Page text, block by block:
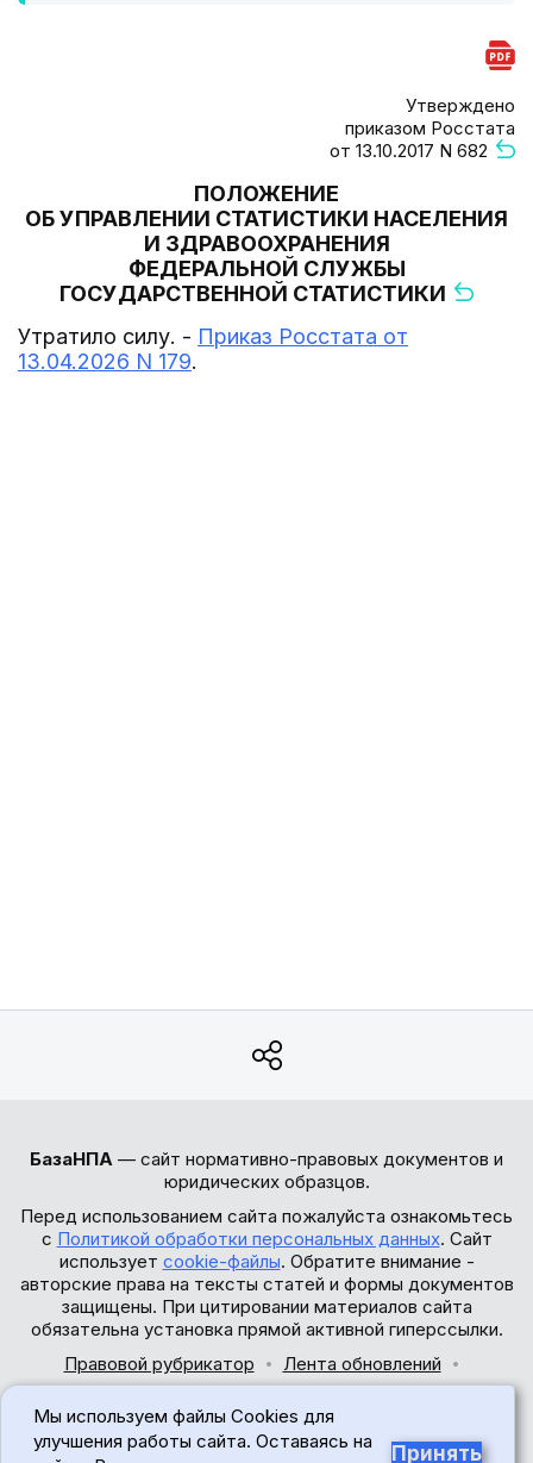
Утверждено
приказом Росстата
от 13.10.2017 N 682
ПОЛОЖЕНИЕ
ОБ УПРАВЛЕНИИ СТАТИСТИКИ НАСЕЛЕНИЯ
И ЗДРАВООХРАНЕНИЯ
ФЕДЕРАЛЬНОЙ СЛУЖБЫ
ГОСУДАРСТВЕННОЙ СТАТИСТИКИ
Утратило силу. - Приказ Росстата от
13.04.2026 N 179.
БазаНПА — сайт нормативно-правовых документов и
юридических образцов.
Перед использованием сайта пожалуйста ознакомьтесь
с Политикой обработки персональных данных. Сайт
использует cookie-файлы. Обратите внимание -
авторские права на тексты статей и формы документов
защищены. При цитировании материалов сайта
обязательна установка прямой активной гиперссылки.
Правовой рубрикатор
Лента обновлений
© 2017-2026
Мы используем файлы Cookies для
улучшения работы сайта. Оставаясь на
Принять